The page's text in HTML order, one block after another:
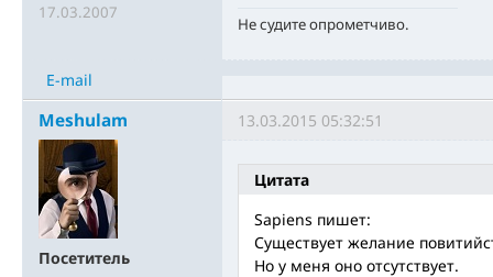
17.03.2007
Не судите опрометчиво.
E-mail
Meshulam
Посетитель
13.03.2015 05:32:51
Цитата
Sapiens пишет:
Существует желание
Но у меня оно отсутствует.